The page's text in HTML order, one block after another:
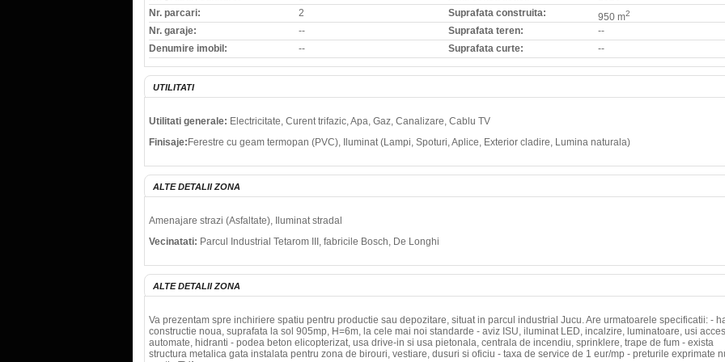
Nr. parcari:
2
Nr. garaje:
--
Denumire imobil:
--
Suprafata construita:
950 m2
Suprafata teren:
--
Suprafata curte:
--
UTILITATI
Utilitati generale: Electricitate, Curent trifazic, Apa, Gaz, Canalizare, Cablu TV
Finisaje: Ferestre cu geam termopan (PVC), Iluminat (Lampi, Spoturi, Aplice, Exterior cladire, Lumina naturala)
ALTE DETALII ZONA
Amenajare strazi (Asfaltate), Iluminat stradal
Vecinatati: Parcul Industrial Tetarom III, fabricile Bosch, De Longhi
ALTE DETALII ZONA
Va prezentam spre inchiriere spatiu pentru productie sau depozitare, situat in parcul industrial Jucu. Are urmatoarele specificatii: -
constructie noua, suprafata la sol 905mp, H=6m, la cele mai noi standarde - aviz ISU, iluminat LED, incalzire, luminatoare, usi acces
automate, hidranti - podea beton elicopterizat, usa drive-in si usa pietonala, centrala de incendiu, sprinklere, trape de fum - exista
structura metalica gata instalata pentru zona de birouri, vestiare, dusuri si oficiu - taxa de service de 1 eur/mp - preturile exprimate